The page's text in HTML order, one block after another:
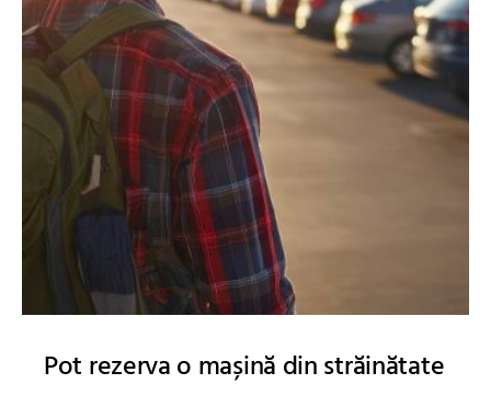
Pot rezerva o mașină din străinătate